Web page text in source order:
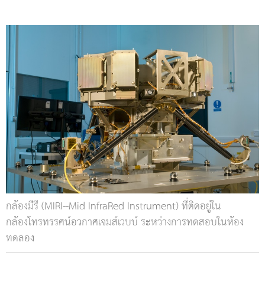
กล้องมีรี (MIRI--Mid InfraRed Instrument) ที่ติดอยู่ใน
กล้องโทรทรรศน์อวกาศเจมส์เวบบ์ ระหว่างการทดสอบในห้อง
ทดลอง